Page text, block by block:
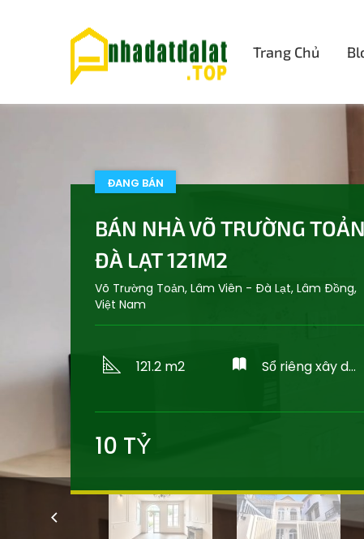
Trang Chủ
ĐANG BÁN
BÁN NHÀ VÕ TRƯỜNG TOẢN
ĐÀ LẠT 121M2
Võ Trường Toản, Lâm Viên - Đà Lạt, Lâm Đồng,
Việt Nam
121.2 m2 Sổ riêng xây dựng
10 TỶ